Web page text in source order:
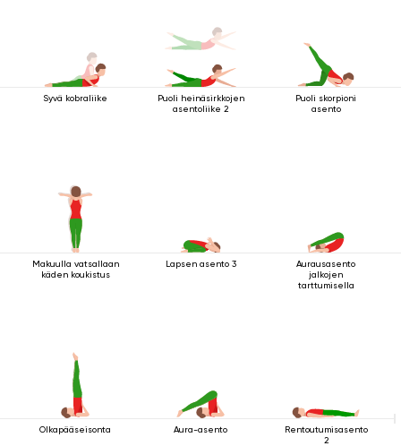
Syvä kobraliike
Puoli heinäsirkkojen
asentoliike 2
Puoli skorpioni
asento
Makuulla vatsallaan
käden koukistus
Lapsen asento 3
Aurausasento
jalkojen
tarttumisella
Olkapääseisonta Aura-asento
Rentoutumisasento
2